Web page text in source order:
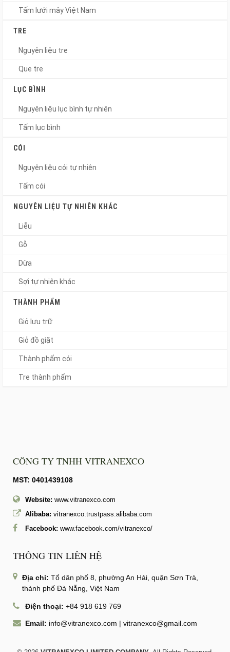
Tấm lưới mây Việt Nam
TRE
Nguyên liệu tre
Que tre
LỤC BÌNH
Nguyên liệu lục bình tự nhiên
Tấm lục bình
CÓI
Nguyên liệu cói tự nhiên
Tấm cói
NGUYÊN LIỆU TỰ NHIÊN KHÁC
Liễu
Gỗ
Dừa
Sợi tự nhiên khác
THÀNH PHẨM
Giỏ lưu trữ
Giỏ đồ giặt
Thành phẩm cói
Tre thành phẩm
CÔNG TY TNHH VITRANEXCO
MST: 0401439108
Website: www.vitranexco.com
Alibaba: vitranexco.trustpass.alibaba.com
Facebook: www.facebook.com/vitranexco/
THÔNG TIN LIÊN HỆ
Địa chỉ: Tổ dân phố 8, phường An Hải, quận Sơn Trà,
thành phố Đà Nẵng, Việt Nam
Điện thoại: +84 918 619 769
Email: info@vitranexco.com | vitranexco@gmail.com